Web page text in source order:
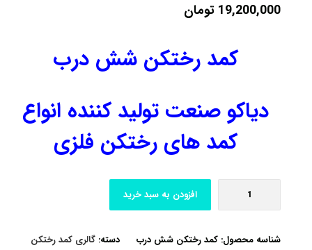
19,200,000 تومان
کمد رختکن شش درب
دیاکو صنعت تولید کننده انواع
کمد های رختکن فلزی
افزودن به سبد خرید
شناسه محصول: کمد رختکن شش درب دسته: گالری کمد رختکن